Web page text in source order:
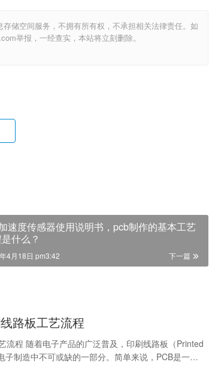
储空间服务，不拥有所有权，不承担相关法律责任。如
举报，一经查实，本站将立刻删除。
速度传感器使用说明书，pcb制作的基本工艺
什么？
下一篇
4月18日 pm3:42
路板工艺流程
流程 随着电子产品的广泛普及，印刷线路板（Printed
子制造中不可或缺的一部分。简单来说，PCB是一…